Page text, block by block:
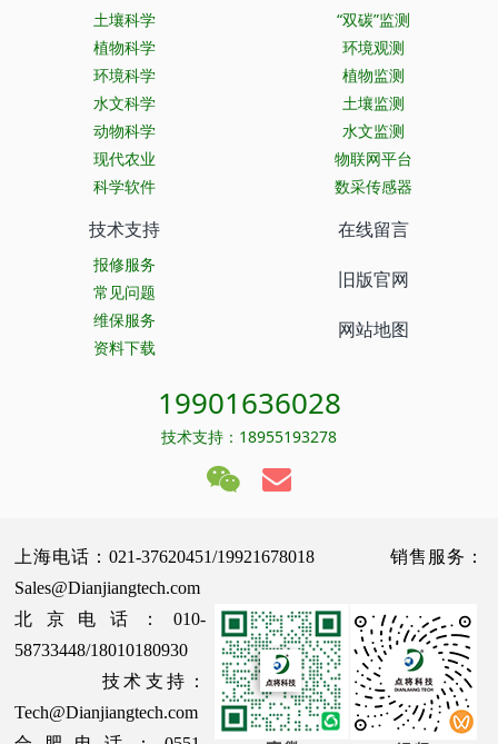
土壤科学
植物科学
环境科学
水文科学
动物科学
现代农业
科学软件
“双碳”监测
环境观测
植物监测
土壤监测
水文监测
物联网平台
数采传感器
技术支持
报修服务
常见问题
维保服务
资料下载
在线留言
旧版官网
网站地图
19901636028
技术支持：18955193278
上海电话：021-37620451/19921678018 销售服务：
Sales@Dianjiangtech.com
北京电话：010-
58733448/18010180930
技术支持：
Tech@Dianjiangtech.com